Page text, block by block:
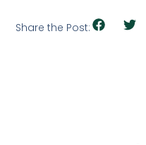
Share the Post: